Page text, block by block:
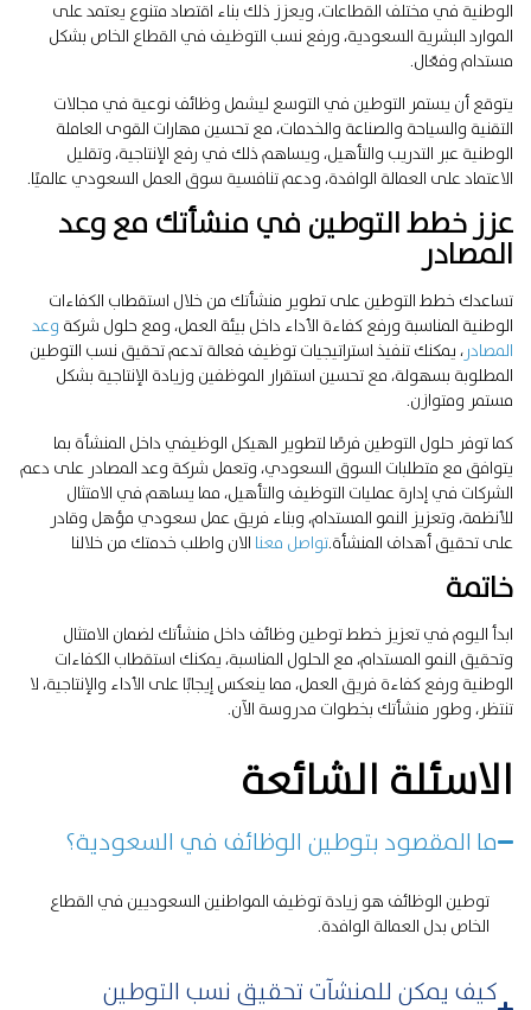
الوطنية في مختلف القطاعات، ويعزز ذلك بناء اقتصاد متنوع يعتمد على
الموارد البشرية السعودية، ورفع نسب التوظيف في القطاع الخاص بشكل
مستدام وفعّال.
يتوقع أن يستمر التوطين في التوسع ليشمل وظائف نوعية في مجالات
التقنية والسياحة والصناعة والخدمات، مع تحسين مهارات القوى العاملة
الوطنية عبر التدريب والتأهيل، ويساهم ذلك في رفع الإنتاجية، وتقليل
الاعتماد على العمالة الوافدة، ودعم تنافسية سوق العمل السعودي عالميًا.
عزز خطط التوطين في منشأتك مع وعد
المصادر
تساعدك خطط التوطين على تطوير منشأتك من خلال استقطاب الكفاءات
الوطنية المناسبة ورفع كفاءة الأداء داخل بيئة العمل، ومع حلول شركة وعد
المصادر ، يمكنك تنفيذ استراتيجيات توظيف فعالة تدعم تحقيق نسب التوطين
المطلوبة بسهولة، مع تحسين استقرار الموظفين وزيادة الإنتاجية بشكل
مستمر ومتوازن.
كما توفر حلول التوطين فرصًا لتطوير الهيكل الوظيفي داخل المنشأة بما
يتوافق مع متطلبات السوق السعودي، وتعمل شركة وعد المصادر على دعم
الشركات في إدارة عمليات التوظيف والتأهيل، مما يساهم في الامتثال
للأنظمة، وتعزيز النمو المستدام، وبناء فريق عمل سعودي مؤهل وقادر
على تحقيق أهداف المنشأة.تواصل معنا الان واطلب خدمتك من خلالنا
خاتمة
ابدأ اليوم في تعزيز خطط توطين وظائف داخل منشأتك لضمان الامتثال
وتحقيق النمو المستدام، مع الحلول المناسبة، يمكنك استقطاب الكفاءات
الوطنية ورفع كفاءة فريق العمل، مما ينعكس إيجابًا على الأداء والإنتاجية، لا
تنتظر، وطور منشأتك بخطوات مدروسة الآن.
الاسئلة الشائعة
ما المقصود بتوطين الوظائف في السعودية؟
توطين الوظائف هو زيادة توظيف المواطنين السعوديين في القطاع
الخاص بدل العمالة الوافدة.
كيف يمكن للمنشآت تحقيق نسب التوطين